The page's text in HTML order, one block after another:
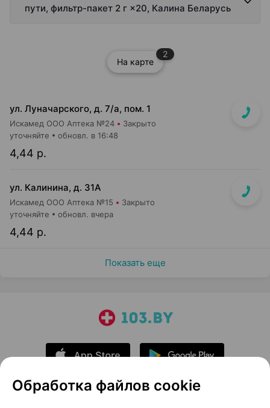
пути, фильтр-пакет 2 г ×20, Калина Беларусь
На карте
2
ул. Луначарского, д. 7/а, пом. 1
Искамед ООО Аптека №24 Закрыто
4,44 р.
уточняйте обновл. в 16:48
ул. Калинина, д. 31А
Искамед ООО Аптека №15 Закрыто
4,44 р.
уточняйте обновл. вчера
Показать еще
Обработка файлов cookie